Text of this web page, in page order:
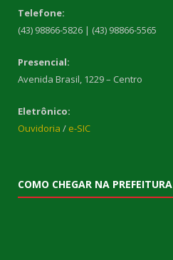
Telefone:
(43) 98866-5826 | (43) 98866-5565
Presencial:
Avenida Brasil, 1229 – Centro
Eletrônico:
Ouvidoria / e-SIC
COMO CHEGAR NA PREFEITURA